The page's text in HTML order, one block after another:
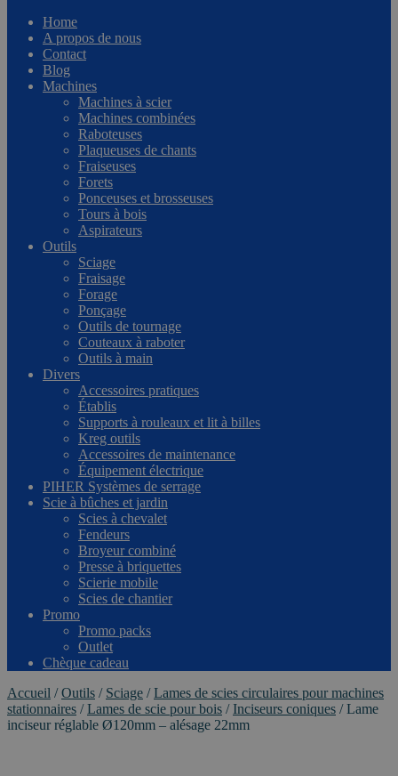
Home
A propos de nous
Contact
Blog
Machines
Machines à scier
Machines combinées
Raboteuses
Plaqueuses de chants
Fraiseuses
Forets
Ponceuses et brosseuses
Tours à bois
Aspirateurs
Outils
Sciage
Fraisage
Forage
Ponçage
Outils de tournage
Couteaux à raboter
Outils à main
Divers
Accessoires pratiques
Établis
Supports à rouleaux et lit à billes
Kreg outils
Accessoires de maintenance
Équipement électrique
PIHER Systèmes de serrage
Scie à bûches et jardin
Scies à chevalet
Fendeurs
Broyeur combiné
Presse à briquettes
Scierie mobile
Scies de chantier
Promo
Promo packs
Outlet
Chèque cadeau
Accueil /Outils / Sciage /Lames de scies circulaires pour machines
stationnaires /Lames de scie pour bois /Inciseurs coniques /Lame
inciseur réglable Ø120mm – alésage 22mm